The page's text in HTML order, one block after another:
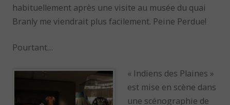
habituellement après une visite au musée du quai
Branly me viendrait plus facilement. Peine Perdue!
Pourtant…
« Indiens des Plaines »
est mise en scène dans
une scénographie de